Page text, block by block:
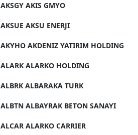
AKSGY AKIS GMYO
AKSUE AKSU ENERJI
AKYHO AKDENIZ YATIRIM HOLDING
ALARK ALARKO HOLDING
ALBRK ALBARAKA TURK
ALBTN ALBAYRAK BETON SANAYI
ALCAR ALARKO CARRIER